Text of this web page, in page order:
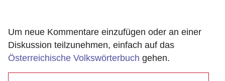
Um neue Kommentare einzufügen oder an einer
Diskussion teilzunehmen, einfach auf das
Österreichische Volkswörterbuch gehen.